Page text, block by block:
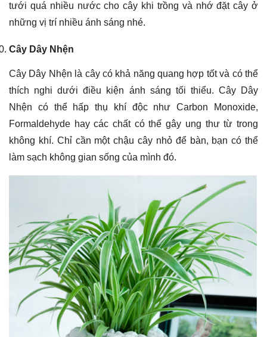
tưới quá nhiều nước cho cây khi trồng và nhớ đặt cây ở
những vị trí nhiều ánh sáng nhé.
Cây Dây Nhện
Cây Dây Nhện là cây có khả năng quang hợp tốt và có thể
thích nghi dưới điều kiện ánh sáng tối thiểu. Cây Dây
Nhện có thể hấp thụ khí độc như Carbon Monoxide,
Formaldehyde hay các chất có thể gây ung thư từ trong
không khí. Chỉ cần một chậu cây nhỏ để bàn, bạn có thể
làm sạch không gian sống của mình đó.